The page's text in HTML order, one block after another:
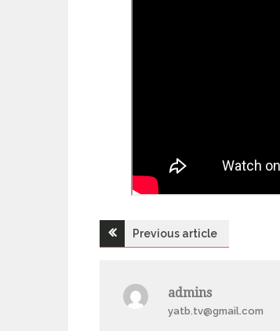
Н
Previous article
admins
yatb.tv@gmail.com